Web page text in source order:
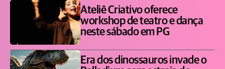
Ateliê Criativo oferece
workshop de teatro e dança
neste sábado em PG
Era dos dinossauros invade o